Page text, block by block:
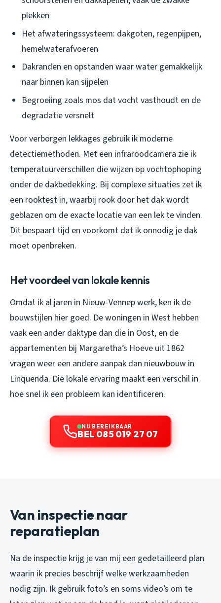
plekken
Het afwateringssysteem: dakgoten, regenpijpen,
hemelwaterafvoeren
Dakranden en opstanden waar water gemakkelijk
naar binnen kan sijpelen
Begroeiing zoals mos dat vocht vasthoudt en de
degradatie versnelt
Voor verborgen lekkages gebruik ik moderne
detectiemethoden. Met een infraroodcamera zie ik
temperatuurverschillen die wijzen op vochtophoping
onder de dakbedekking. Bij complexe situaties zet ik
een rooktest in, waarbij rook door het dak wordt
geblazen om de exacte locatie van een lek te vinden.
Dit bespaart tijd en voorkomt dat ik onnodig je dak
moet openbreken.
Het voordeel van lokale kennis
Omdat ik al jaren in Nieuw-Vennep werk, ken ik de
bouwstijlen hier goed. De woningen in West hebben
vaak een ander daktype dan die in Oost, en de
appartementen bij Margaretha’s Hoeve uit 1862
vragen weer een andere aanpak dan nieuwbouw in
Linquenda. Die lokale ervaring maakt een verschil in
hoe snel ik een probleem kan identificeren.
NU BEREIKBAAR
BEL 085 019 27 07
Van inspectie naar
reparatieplan
Na de inspectie krijg je van mij een gedetailleerd plan
waarin ik precies beschrijf welke werkzaamheden
nodig zijn. Ik gebruik foto’s en soms video’s om te